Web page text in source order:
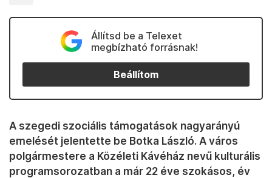
Állítsd be a Telexet
megbízható forrásnak!
Beállítom
A szegedi szociális támogatások nagyarányú
emelését jelentette be Botka László. A város
polgármestere a Közéleti Kávéház nevű kulturális
programsorozatban a már 22 éve szokásos, év